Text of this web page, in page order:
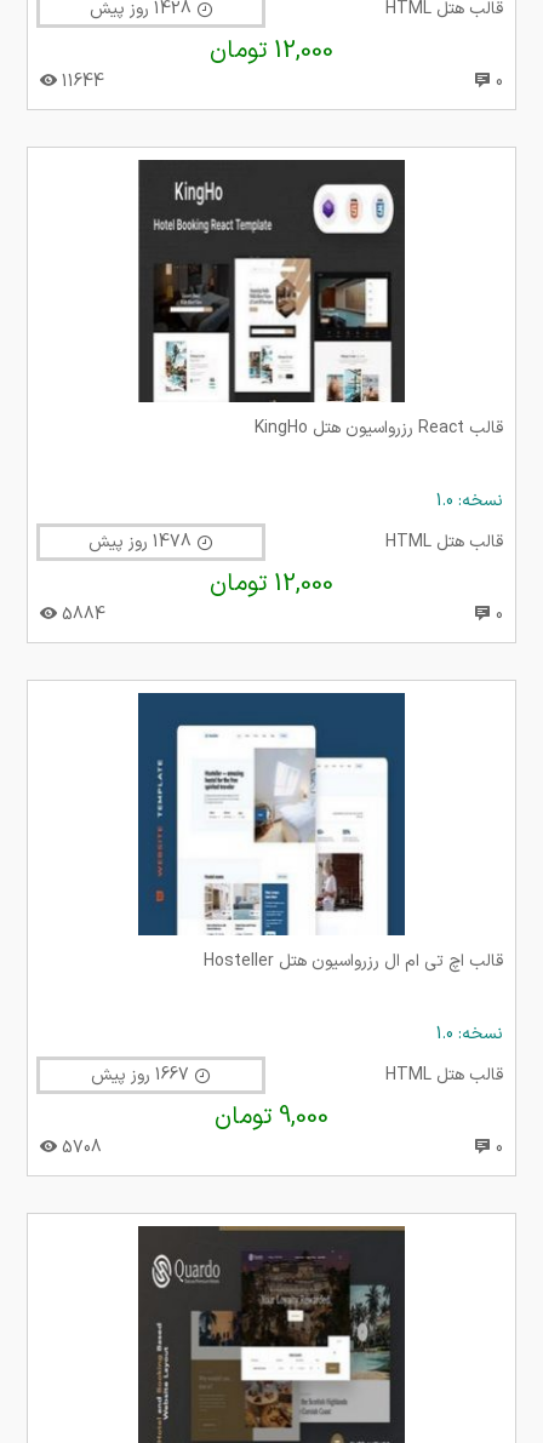
قالب هتل HTML
12,000 تومان
0
11644
قالب React رزرواسیون هتل KingHo
نسخه: 1.0
قالب هتل HTML
12,000 تومان
0
5884
قالب اچ تی ام ال رزرواسیون هتل Hosteller
نسخه: 1.0
قالب هتل HTML
9,000 تومان
0
5708